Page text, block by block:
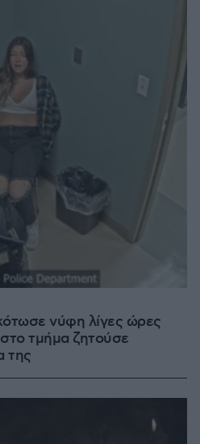
νύφη λίγες ώρες
τμήμα ζητούσε
της